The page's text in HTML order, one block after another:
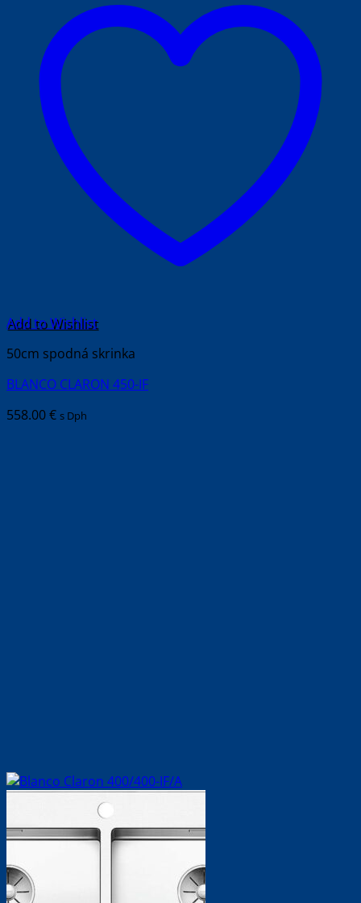
Add to Wishlist
50cm spodná skrinka
BLANCO CLARON 450-IF
558.00€ s Dph